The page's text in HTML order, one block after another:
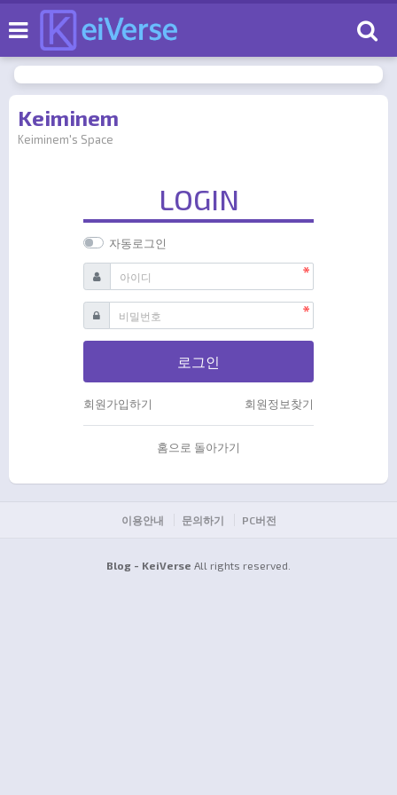
Keiminem
Keiminem's Space
LOGIN
자동로그인
아이디
필수
비밀번호 필수
로그인
회원가입하기 회원정보찾기
홈으로 돌아가기
이용안내 문의하기 PC버전
Blog - KeiVerse All rights reserved.